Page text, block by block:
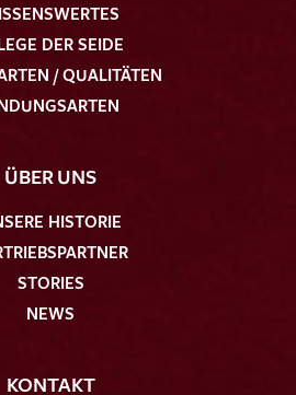
DER SEIDE
/ QUALITÄTEN
ÜBER UNS
HISTORIE
STORIES
NEWS
KONTAKT